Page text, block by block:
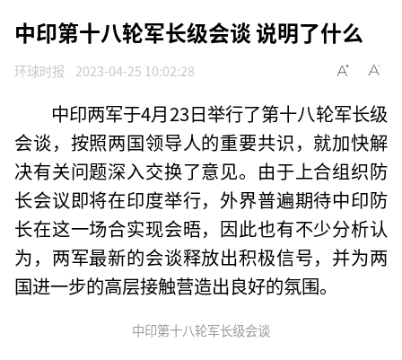
中印第十八轮军长级会谈 说明了什么
环球时报 2023-04-25 10:02:28
中印两军于4月23日举行了第十八轮军长级
会谈，按照两国领导人的重要共识，就加快解
决有关问题深入交换了意见。由于上合组织防
长会议即将在印度举行，外界普遍期待中印防
长在这一场合实现会晤，因此也有不少分析认
为，两军最新的会谈释放出积极信号，并为两
国进一步的高层接触营造出良好的氛围。
中印第十八轮军长级会谈